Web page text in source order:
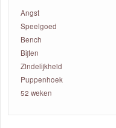
Angst
Speelgoed
Bench
Bijten
Zindelijkheid
Puppenhoek
52 weken